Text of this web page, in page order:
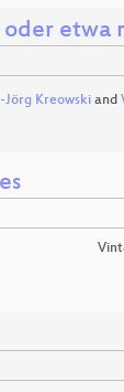
etwa
Jörg Kreowskiand